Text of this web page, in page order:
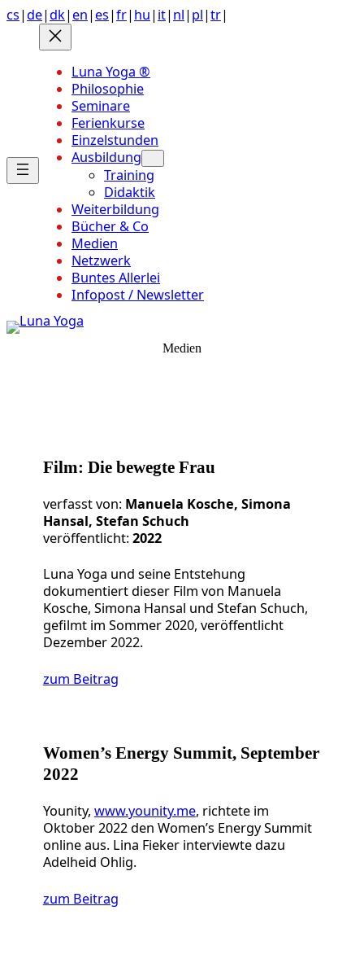
Anchor
Zum
Inhalt
springen
cs|de|dk| en| es|fr| hu| it| nl| pl|tr|
Luna Yoga ®
Philosophie
Seminare
Ferienkurse
Einzelstunden
Ausbildung
Training
Didaktik
Weiterbildung
Bücher & Co
Medien
Netzwerk
Buntes Allerlei
Infopost / Newsletter
Medien
Film: Die bewegte Frau
verfasst von: Manuela Kosche, Simona
Hansal, Stefan Schuch
veröffentlicht:2022
Luna Yoga und seine Entstehung
dokumentiert dieser Film von Manuela
Kosche, Simona Hansal und Stefan Schuch,
gefilmt im Sommer 2020, veröffentlicht
Dezember 2022.
zum Beitrag
Women’s Energy Summit, September
2022
Younity, www.younity.me, richtete im
Oktober 2022 den Women’s Energy Summit
online aus. Lina Fieker interviewte dazu
Adelheid Ohlig.
zum Beitrag